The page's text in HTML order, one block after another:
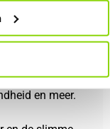
en intuïtieve
voor
Alles is
krijgt in
en meer.